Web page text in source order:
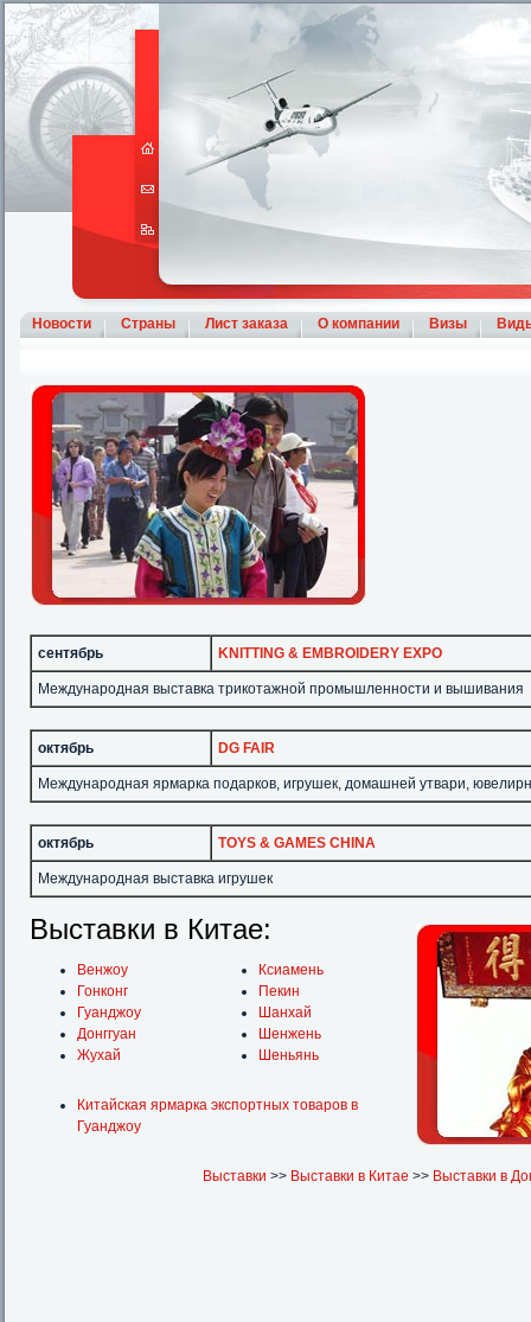
Новости Страны Лист заказа О компании Визы
сентябрь KNITTING & EMBROIDERY EXPO
Международная выставка трикотажной промышленности и вышивания
октябрь DG FAIR
Международная ярмарка подарков, игрушек, домашней утвари,
октябрь TOYS & GAMES CHINA
Международная выставка игрушек
Выставки в Китае:
Венжоу
Гонконг
Гуанджоу
Донггуан
Жухай
Ксиамень
Пекин
Шанхай
Шенжень
Шеньянь
Китайская ярмарка экспортных товаров в
Гуанджоу
Выставки >> Выставки в Китае >> Выставки в